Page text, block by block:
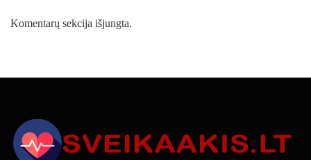
Komentarų sekcija išjungta.